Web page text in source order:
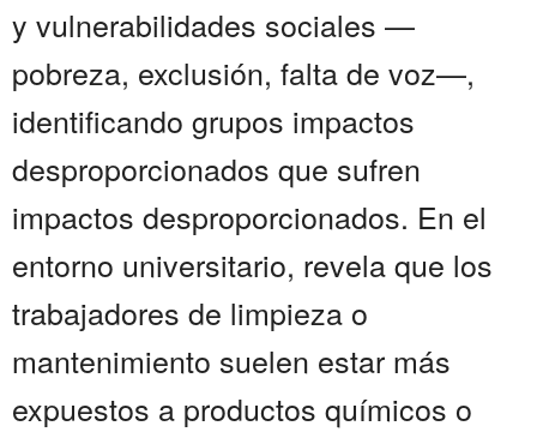
y vulnerabilidades sociales —
pobreza, exclusión, falta de voz—,
identificando grupos impactos
desproporcionados que sufren
impactos desproporcionados. En el
entorno universitario, revela que los
trabajadores de limpieza o
mantenimiento suelen estar más
expuestos a productos químicos o